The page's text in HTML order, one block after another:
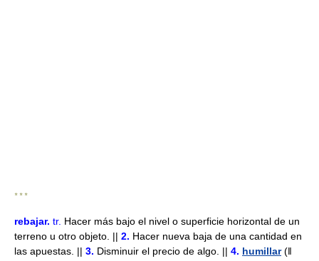
* * *
rebajar. tr. Hacer más bajo el nivel o superficie horizontal de un
terreno u otro objeto. || 2. Hacer nueva baja de una cantidad en
las apuestas. || 3. Disminuir el precio de algo. || 4. humillar(ǁ